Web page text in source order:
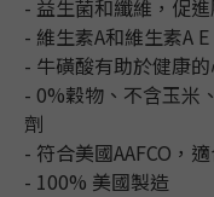
- 益生菌和纖維，促
- 維生素A和維生素A
- 牛磺酸有助於健康
- 0%穀物、不含玉米
劑
- 符合美國AAFCO，
- 100% 美國製造